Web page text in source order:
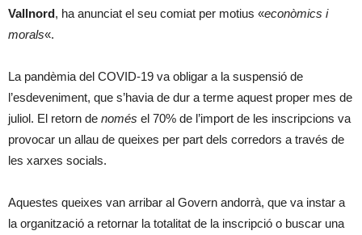
Vallnord, ha anunciat el seu comiat per motius «econòmics i
morals«.
La pandèmia del COVID-19 va obligar a la suspensió de
l’esdeveniment, que s’havia de dur a terme aquest proper mes de
juliol. El retorn de només el 70% de l’import de les inscripcions va
provocar un allau de queixes per part dels corredors a través de
les xarxes socials.
Aquestes queixes van arribar al Govern andorrà, que va instar a
la organització a retornar la totalitat de la inscripció o buscar una